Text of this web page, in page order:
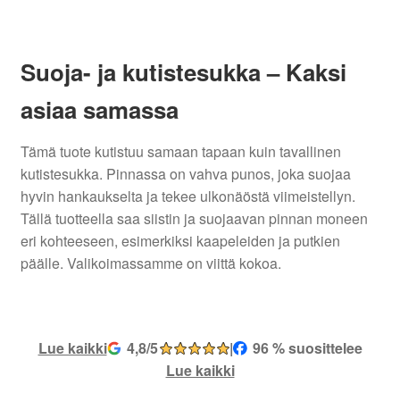
Suoja- ja kutistesukka – Kaksi
asiaa samassa
Tämä tuote kutistuu samaan tapaan kuin tavallinen
kutistesukka. Pinnassa on vahva punos, joka suojaa
hyvin hankaukselta ja tekee ulkonäöstä viimeistellyn.
Tällä tuotteella saa siistin ja suojaavan pinnan moneen
eri kohteeseen, esimerkiksi kaapeleiden ja putkien
päälle. Valikoimassamme on viittä kokoa.
Lue kaikki 4,8/5 |
96 % suosittelee
Lue kaikki